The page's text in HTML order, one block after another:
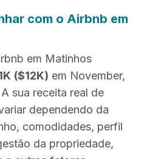
com o Airbnb em
em Matinhos
($12K) em November,
sua receita real de
dependendo da
comodidades, perfil
da propriedade,